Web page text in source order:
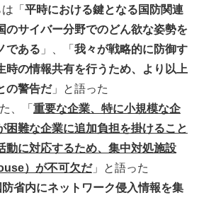
「 平時における鍵となる国防関連
のサイバー分野でのどん欲な姿勢を
である 」、「 我々が戦略的に防御す
時の情報共有を行うため、より以上
の警告だ」と語った
、「 重要な企業、特に小規模な企
困難な企業に追加負担を掛けること
動に対応するため、集中対処施設
）が不可欠だ」と語った
防省内にネットワーク侵入情報を集